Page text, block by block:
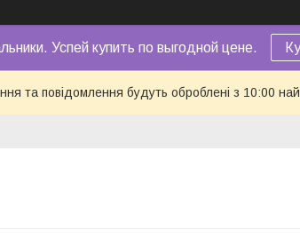
Успей купить по выгодной цене.
та повідомлення будуть оброблені з 10:00